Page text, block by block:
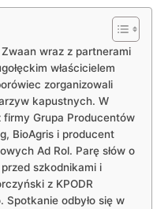
wraz z partnerami
właścicielem
zorganizowali
kapustnych. W
firmy Grupa Producentów
BioAgris i producent
Ad Rol. Parę słów o
szkodnikami i
z KPODR
Spotkanie odbyło się w